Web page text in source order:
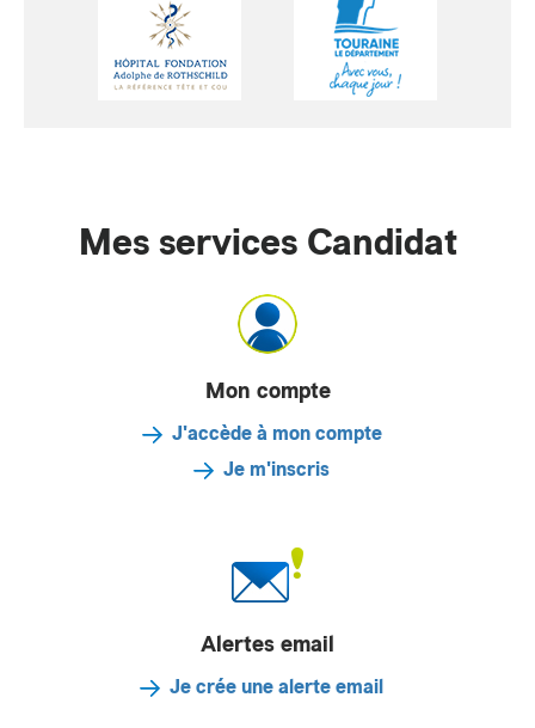
Mes services Candidat
Mon compte
J'accède à mon compte
Je m'inscris
Alertes email
Je crée une alerte email